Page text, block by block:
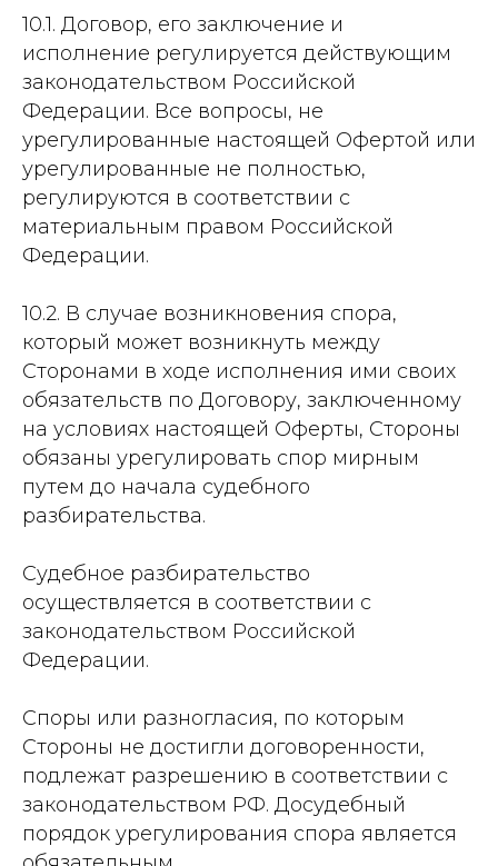
10.1. Договор, его заключение и
исполнение регулируется действующим
законодательством Российской
Федерации. Все вопросы, не
урегулированные настоящей Офертой или
урегулированные не полностью,
регулируются в соответствии с
материальным правом Российской
Федерации.
10.2. В случае возникновения спора,
который может возникнуть между
Сторонами в ходе исполнения ими своих
обязательств по Договору, заключенному
на условиях настоящей Оферты, Стороны
обязаны урегулировать спор мирным
путем до начала судебного
разбирательства.
Судебное разбирательство
осуществляется в соответствии с
законодательством Российской
Федерации.
Споры или разногласия, по которым
Стороны не достигли договоренности,
подлежат разрешению в соответствии с
законодательством РФ. Досудебный
порядок урегулирования спора является